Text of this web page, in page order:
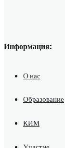
Информация:
О нас
Образование
КИМ